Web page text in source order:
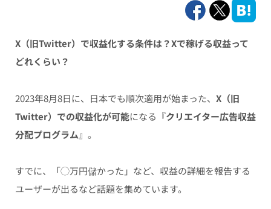
X（旧Twitter）で収益化する条件は？Xで稼げる収益って
どれくらい？
2023年8月8日に、日本でも順次適用が始まった、 X（旧
Twitter）での収益化が可能になる『クリエイター広告収益
分配プログラム』。
すでに、「◯万円儲かった」など、収益の詳細を報告する
ユーザーが出るなど話題を集めています。